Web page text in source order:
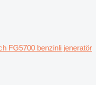
FG5700 benzinli jeneratör